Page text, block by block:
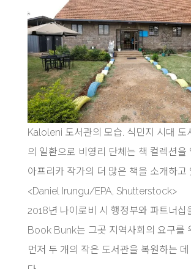
Kaloleni 도서관의 모습. 식민지 시대 도
의 일환으로 비영리 단체는 책 컬렉션을
아프리카 작가의 더 많은 책을 소개하고
<Daniel Irungu/EPA, Shutterstock>
2018년 나이로비 시 행정부와 파트너십
Book Bunk는 그곳 지역사회의 요구를
먼저 두 개의 작은 도서관을 복원하는 데